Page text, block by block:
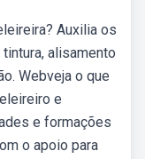
Auxilia os
alisamento
Webveja o que
e
e formações
o apoio para